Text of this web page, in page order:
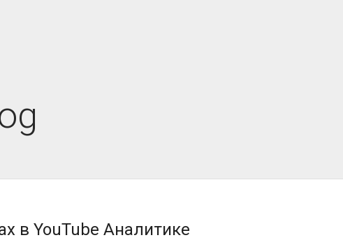
в YouTube Аналитике